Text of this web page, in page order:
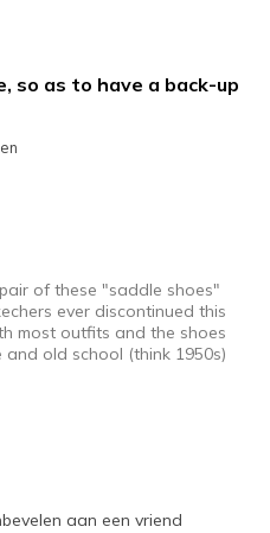
size
so as to have a back-up
of these "saddle shoes"
ever discontinued this
most outfits and the shoes
and old school (think 1950s)
aan een vriend